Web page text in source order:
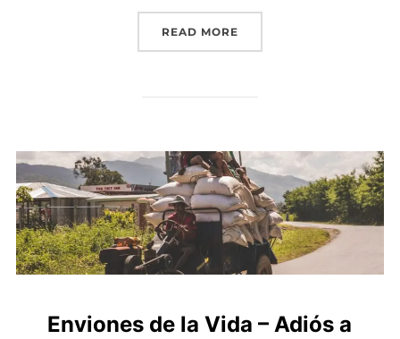
READ MORE
Enviones de la Vida – Adiós a